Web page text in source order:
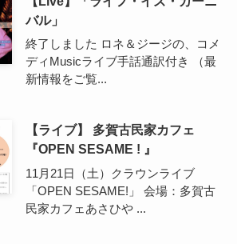
バル」
終了しました ロネ＆ジージの、コメ
ディMusicライブ手話通訳付き （最
新情報をご覧...
【ライブ】 多賀古民家カフェ
『OPEN SESAME ! 』
11月21日（土）クラウンライブ
「OPEN SESAME!」 会場：多賀古
民家カフェあさひや ...